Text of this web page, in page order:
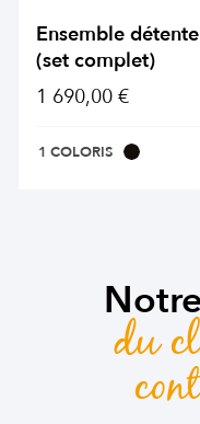
Ensemble
(set complet)
1 690,00 €
1 COLORIS
du